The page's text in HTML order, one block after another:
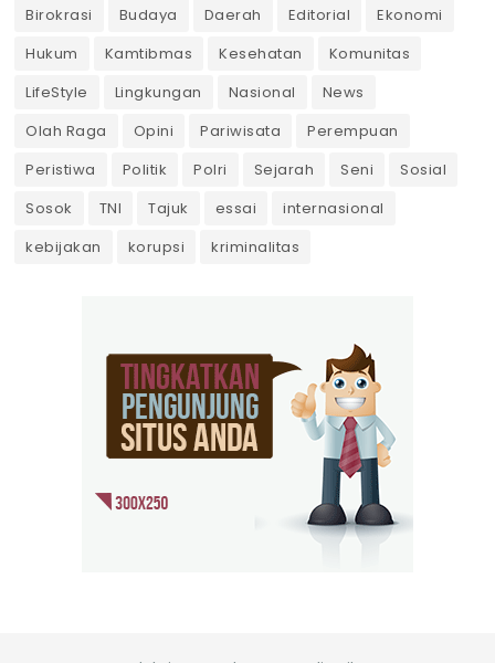
Birokrasi Budaya Daerah Editorial
Ekonomi
Hukum
Kamtibmas Kesehatan
Komunitas
LifeStyle
Lingkungan Nasional
News
Olah Raga
Opini Pariwisata
Perempuan
Peristiwa
Politik Polri Sejarah Seni
Sosial
Sosok
TNI Tajuk essai
internasional
kebijakan
korupsi kriminalitas